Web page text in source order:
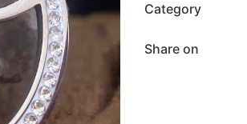
Category
Share on